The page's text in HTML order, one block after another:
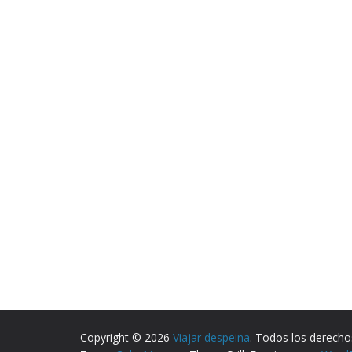
Copyright © 2026 Viajar despeina. Todos los